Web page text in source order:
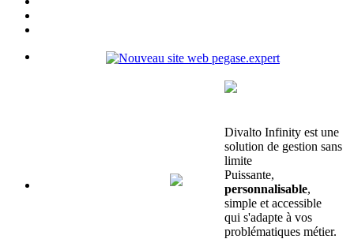
Divalto Infinity est une
solution de gestion sans
limite
Puissante,
personnalisable,
simple et accessible
qui s'adapte à vos
problématiques métier.